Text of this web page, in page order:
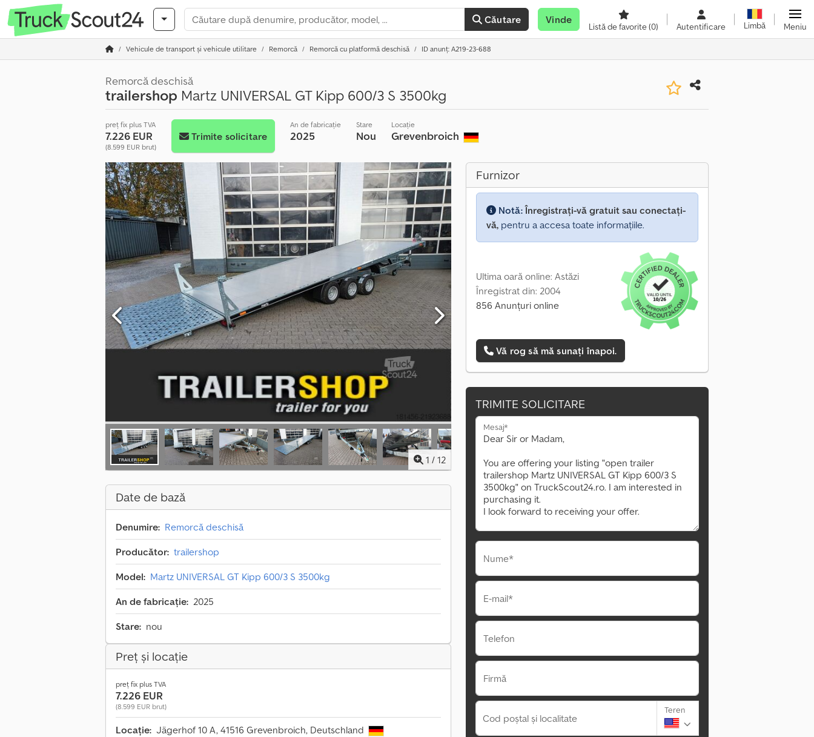
Căutare Vinde
Listă de favorite(0) Autentificare Limbă Meniu
Vehicule de transport şi vehicule utilitare Remorcă Remorcă cu platformă deschisă ID anunț: A219-23-688
Remorcă deschisă
trailershop Martz UNIVERSAL GT Kipp 600/3 S 3500kg
preț fix plus TVA
7.226 EUR
(8.599 EUR brut)
Trimite solicitare
An de fabricație
2025
Stare
Nou
Locație
Grevenbroich
1 / 12
Date de bază
Denumire: Remorcă deschisă
Producător: trailershop
Model: Martz UNIVERSAL GT Kipp 600/3 S 3500kg
An de fabricație: 2025
Stare: nou
Preț și locație
preț fix plus TVA
7.226 EUR
(8.599 EUR brut)
Locație: Jägerhof 10 A, 41516 Grevenbroich, Deutschland
Furnizor
Notă:Înregistrați-vă gratuit sau conectați-
vă, pentru a accesa toate informațiile.
Ultima oară online: Astăzi
Înregistrat din: 2004
856 Anunțuri online
Vă rog să mă sunați înapoi.
TRIMITE SOLICITARE
Mesaj*
Nume*
E-mail*
Telefon
Firmă
Cod poștal și localitate
Teren